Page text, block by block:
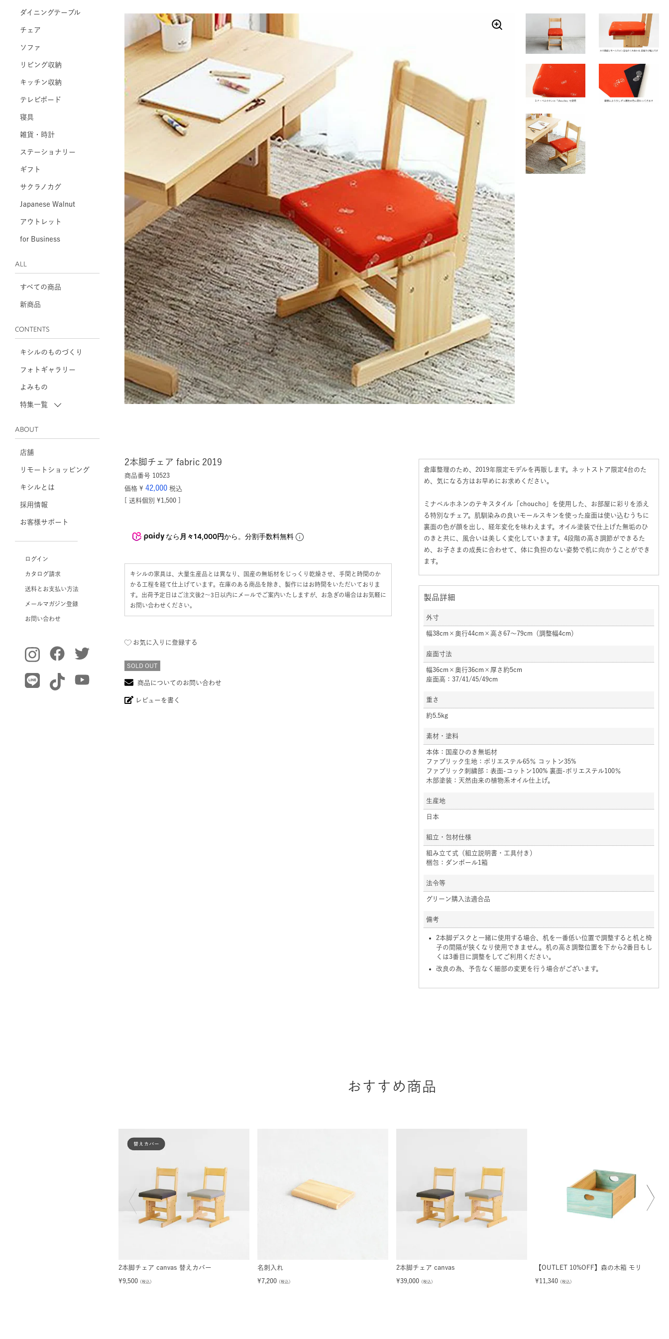
ダイニングテーブル
チェア
ソファ
リビング収納
キッチン収納
テレビボード
寝具
雑貨・時計
ステーショナリー
ギフト
サクラノカグ
Japanese Walnut
アウトレット
for Business
ALL
すべての商品
新商品
CONTENTS
キシルのものづくり
フォトギャラリー
よみもの
特集一覧
ABOUT
店舗
リモートショッピング
キシルとは
採用情報
お客様サポート
ログイン
カタログ請求
送料とお支払い方法
メールマガジン登録
お問い合わせ
2本脚チェア fabric 2019
商品番号 10523
価格 ¥ 42,000 税込
送料個別
¥1,500
なら 月々14,000円から。分割手数料無料
キシルの家具は、大量生産品とは異なり、国産の無垢材をじっくり乾燥させ、手間と時間のか
かる工程を経て仕上げています。在庫のある商品を除き、製作にはお時間をいただいておりま
す。出荷予定日はご注文後2〜3日以内にメールでご案内いたしますが、お急ぎの場合はお気軽に
お問い合わせください。
お気に入りに登録する
SOLD OUT
商品についてのお問い合わせ
レビューを書く
倉庫整理のため、2019年限定モデルを再販します。ネットストア限定4台のた
め、気になる方はお早めにお求めください。
ミナペルホネンのテキスタイル「choucho」を使用した、お部屋に彩りを添え
る特別なチェア。肌馴染みの良いモールスキンを使った座面は使い込むうちに
裏面の色が顔を出し、経年変化を味わえます。オイル塗装で仕上げた無垢のひ
のきと共に、風合いは美しく変化していきます。4段階の高さ調節ができるた
め、お子さまの成長に合わせて、体に負担のない姿勢で机に向かうことができ
ます。
製品詳細
外寸
幅38cm×奥行44cm×高さ67～79cm（調整幅4cm）
座面寸法
幅36cm×奥行36cm×厚さ約5cm
座面高：37/41/45/49cm
重さ
約5.5kg
素材・塗料
本体：国産ひのき無垢材
ファブリック生地：ポリエステル65％ コットン35%
ファブリック刺繍部：表面-コットン100% 裏面-ポリエステル100％
木部塗装：天然由来の植物系オイル仕上げ。
生産地
日本
組立・包材仕様
組み立て式（組立説明書・工具付き）
梱包：ダンボール1箱
法令等
グリーン購入法適合品
備考
2本脚デスクと一緒に使用する場合、机を一番低い位置で調整すると机と椅
子の間隔が狭くなり使用できません。机の高さ調整位置を下から2番目もし
くは3番目に調整をしてご利用ください。
改良の為、予告なく細部の変更を行う場合がございます。
おすすめ商品
2本脚チェア canvas 替えカバー
¥9,500 （税込）
名刺入れ
¥7,200 （税込）
2本脚チェア canvas
¥39,000 （税込）
【OUTLET 10%OFF】森の木箱 モリ
¥11,340 （税込）